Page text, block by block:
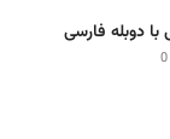
دوبله فارسی